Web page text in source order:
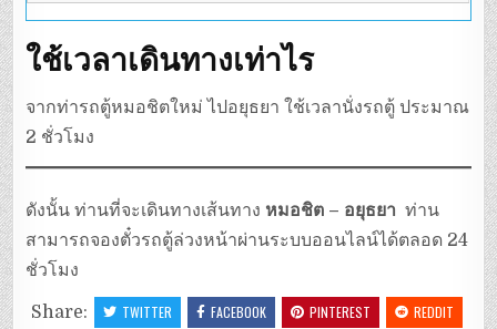
ใช้เวลาเดินทางเท่าไร
จากท่ารถตู้หมอชิตใหม่ ไปอยุธยา ใช้เวลานั่งรถตู้ ประมาณ
2 ชั่วโมง
ดังนั้น ท่านที่จะเดินทางเส้นทาง หมอชิต – อยุธยา ท่าน
สามารถจองตั๋วรถตู้ล่วงหน้าผ่านระบบออนไลน์ได้ตลอด 24
ชั่วโมง
Share: TWITTER FACEBOOK PINTEREST
REDDIT